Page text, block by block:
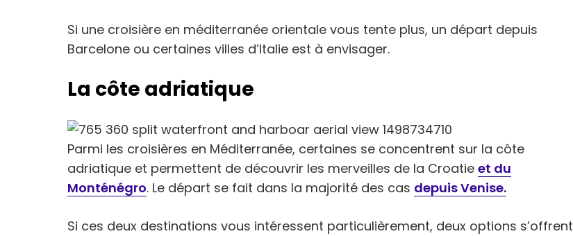
Si une croisière en méditerranée orientale vous tente plus, un départ depuis
Barcelone ou certaines villes d’Italie est à envisager.
La côte adriatique
Parmi les croisières en Méditerranée, certaines se concentrent sur la côte
adriatique et permettent de découvrir les merveilles de la Croatie et du
Monténégro. Le départ se fait dans la majorité des cas depuis Venise.
Si ces deux destinations vous intéressent particulièrement, deux options s’offrent